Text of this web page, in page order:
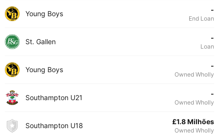
Young Boys -
End Loan
St. Gallen -
Loan
Young Boys -
Owned Wholly
Southampton U21 -
Owned Wholly
Southampton U18 £1.8 Milhões
Owned Wholly